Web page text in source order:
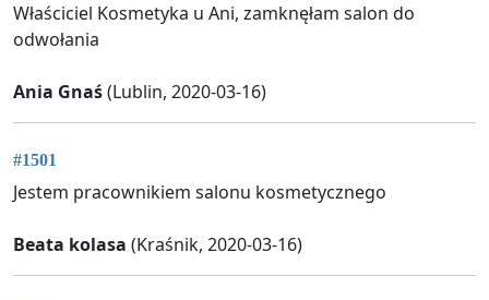
Właściciel Kosmetyka u Ani, zamknęłam salon do
odwołania
Ania Gnaś(Lublin, 2020-03-16)
#1501
Jestem pracownikiem salonu kosmetycznego
Beata kolasa (Kraśnik, 2020-03-16)